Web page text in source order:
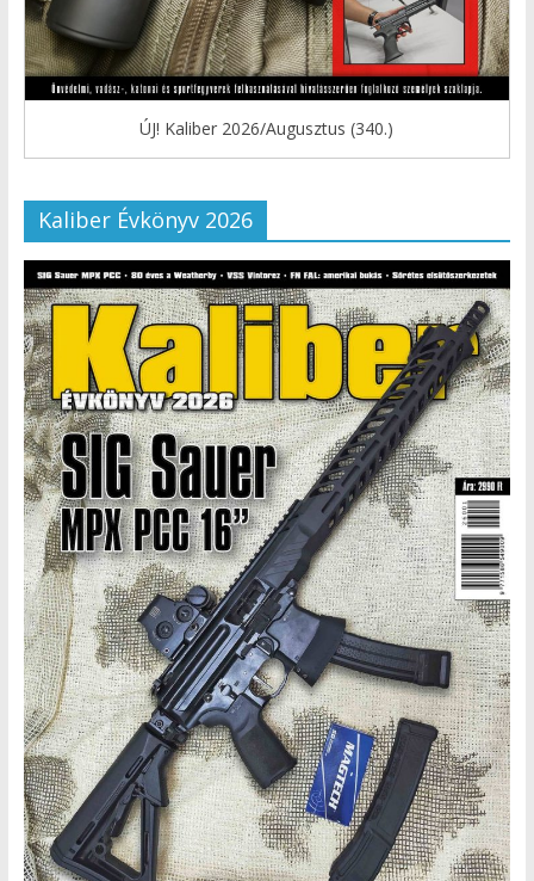
ÚJ! Kaliber 2026/Augusztus (340.)
Kaliber Évkönyv 2026